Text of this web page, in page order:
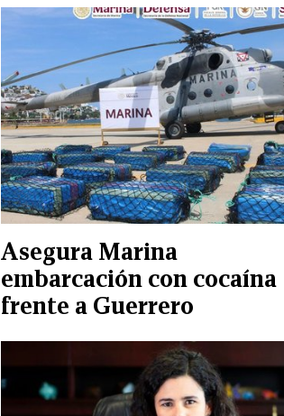
Asegura Marina
embarcación con cocaína
frente a Guerrero